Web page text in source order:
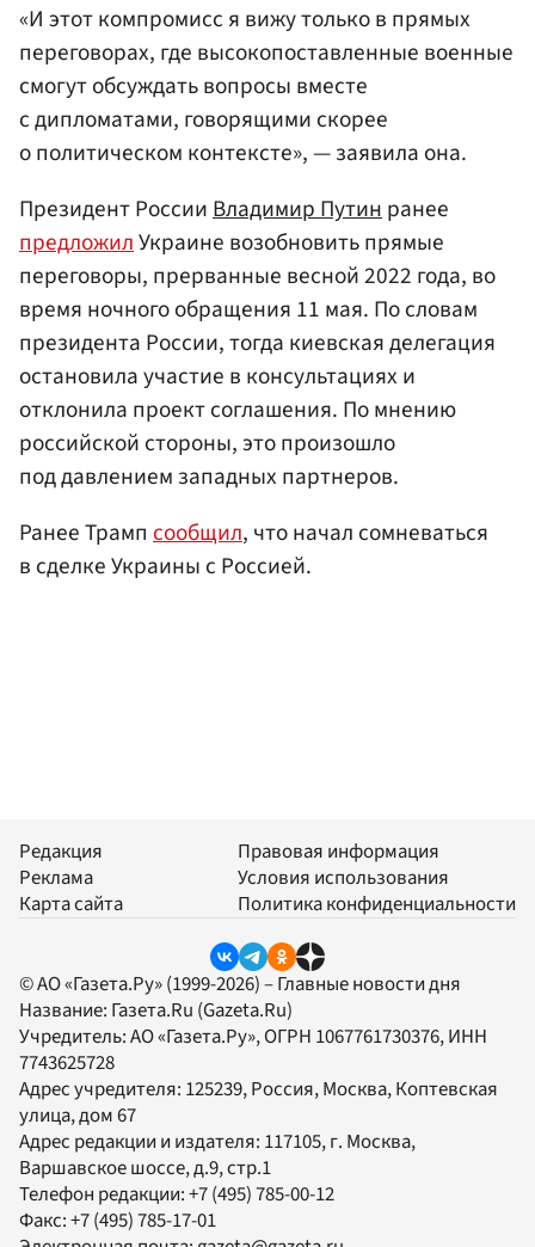
«И этот компромисс я вижу только в прямых
переговорах, где высокопоставленные военные
смогут обсуждать вопросы вместе
с дипломатами, говорящими скорее
о политическом контексте», — заявила она.
Президент РоссииВладимир Путинранее
предложилУкраине возобновить прямые
переговоры, прерванные весной 2022 года, во
время ночного обращения 11 мая. По словам
президента России, тогда киевская делегация
остановила участие в консультациях и
отклонила проект соглашения. По мнению
российской стороны, это произошло
под давлением западных партнеров.
Ранее Трамп сообщил, что начал сомневаться
в сделке Украины с Россией.
Редакция
Реклама
Карта сайта
Правовая информация
Условия использования
Политика конфиденциальности
© АО «Газета.Ру» (1999-2026) – Главные новости дня
Название: Газета.Ru (Gazeta.Ru)
Учредитель:АО «Газета.Ру», ОГРН 1067761730376, ИНН
7743625728
Адрес учредителя: 125239, Россия, Москва, Коптевская
улица, дом 67
Адрес редакции и издателя: 117105, г. Москва,
Варшавское шоссе, д.9, стр.1
Телефон редакции:+7 (495) 785-00-12
Факс:+7 (495) 785-17-01